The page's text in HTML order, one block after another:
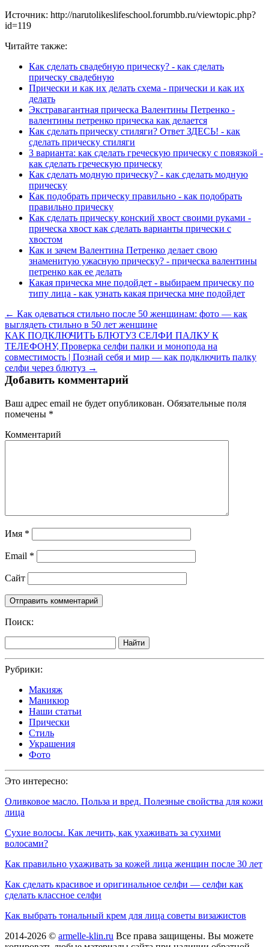
Источник: http://narutolikeslifeschool.forumbb.ru/viewtopic.php?
id=119
Читайте также:
Как сделать свадебную прическу? - как сделать
прическу свадебную
Прически и как их делать схема - прически и как их
делать
Экстравагантная прическа Валентины Петренко -
валентины петренко прическа как делается
Как сделать прическу стиляги? Ответ ЗДЕСЬ! - как
сделать прическу стиляги
3 варианта: как сделать греческую прическу с повязкой -
как сделать греческую прическу
Как сделать модную прическу? - как сделать модную
прическу
Как подобрать прическу правильно - как подобрать
правильно прическу
Как сделать прическу конский хвост своими руками -
прическа хвост как сделать варианты прически с
хвостом
Как и зачем Валентина Петренко делает свою
знаменитую ужасную прическу? - прическа валентины
петренко как ее делать
Какая прическа мне подойдет - выбираем прическу по
типу лица - как узнать какая прическа мне подойдет
← Как одеваться стильно после 50 женщинам: фото — как
выглядеть стильно в 50 лет женщине
КАК ПОДКЛЮЧИТЬ БЛЮТУЗ СЕЛФИ ПАЛКУ К
ТЕЛЕФОНУ, Проверка селфи палки и монопода на
совместимость | Познай себя и мир — как подключить палку
селфи через блютуз →
Добавить комментарий
Ваш адрес email не будет опубликован. Обязательные поля
помечены *
Комментарий
Имя *
Email *
Сайт
Поиск:
Найти
Рубрики:
Макияж
Маникюр
Наши статьи
Прически
Стиль
Украшения
Фото
Это интересно:
Оливковое масло. Польза и вред. Полезные свойства для кожи
лица
Сухие волосы. Как лечить, как ухаживать за сухими
волосами?
Как правильно ухаживать за кожей лица женщин после 30 лет
Как сделать красивое и оригинальное селфи — селфи как
сделать классное селфи
Как выбрать тональный крем для лица советы визажистов
2014-2026 © armelle-klin.ru Все права защищены. Вы можете